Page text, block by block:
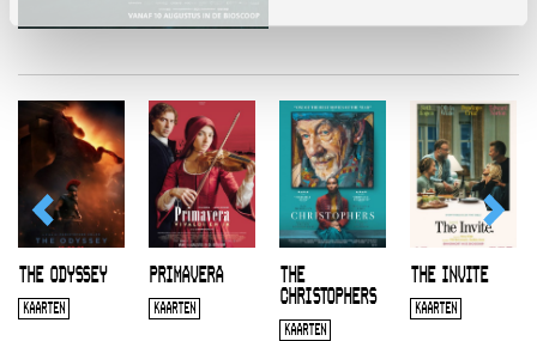
THE ODYSSEY
KAARTEN
PRIMAVERA
KAARTEN
THE
CHRISTOPHERS
KAARTEN
THE INVITE
KAARTEN